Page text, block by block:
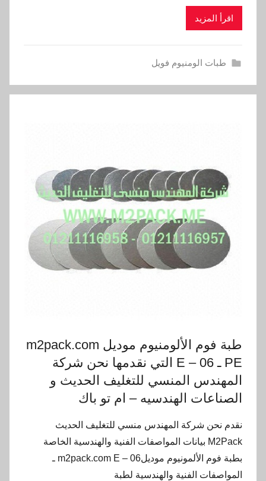
اقرأ المزيد
طبات الومنيوم فويل
طبة فوم الألومنيوم موديل m2pack.com
PE ـ E – 06 التي نقدمها نحن شركة
المهندس المنسي للتغليف الحديث و
الصناعات الهندسيه – ام تو باك
نقدم نحن شركة المهندس منسي للتغليف الحديث
M2Pack بيانات المواصفات الفنية والهندسية الخاصة
بطبة فوم الألمونيوم موديلm2pack.com E – 06 ـ
المواصفات الفنية والهندسية لطبة